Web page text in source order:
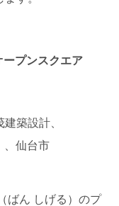
プンスクエア
築設計、
、仙台市
ばん しげる）のプ